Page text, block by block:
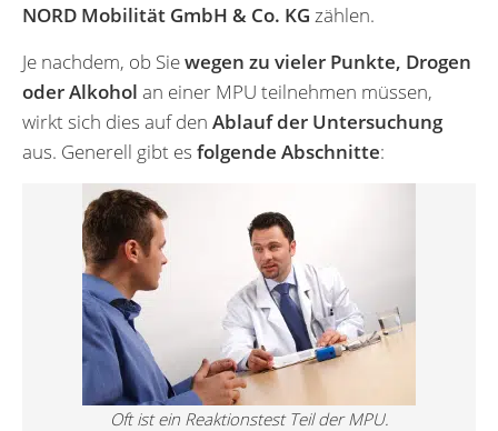
NORD Mobilität GmbH & Co. KG zählen.
Je nachdem, ob Siewegen zu vieler Punkte, Drogen
oder Alkohol an einer MPU teilnehmen müssen,
wirkt sich dies auf den Ablauf der Untersuchung
aus. Generell gibt es folgende Abschnitte:
Oft ist ein Reaktionstest Teil der MPU.